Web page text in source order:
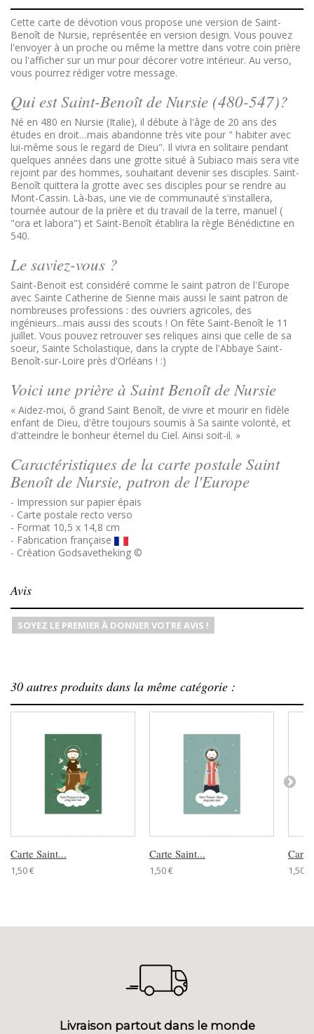
Cette carte de dévotion vous propose une version de Saint-
Benoît de Nursie, représentée en version design. Vous pouvez
l'envoyer à un proche ou même la mettre dans votre coin prière
ou l'afficher sur un mur pour décorer votre intérieur. Au verso,
vous pourrez rédiger votre message.
Qui est Saint-Benoît de Nursie (480-547)?
Né en 480 en Nursie (Italie), il débute à l'âge de 20 ans des
études en droit…mais abandonne très vite pour " habiter avec
lui-même sous le regard de Dieu". Il vivra en solitaire pendant
quelques années dans une grotte situé à Subiaco mais sera vite
rejoint par des hommes, souhaitant devenir ses disciples. Saint-
Benoît quittera la grotte avec ses disciples pour se rendre au
Mont-Cassin. Là-bas, une vie de communauté s'installera,
tournée autour de la prière et du travail de la terre, manuel (
"ora et labora") et Saint-Benoît établira la règle Bénédictine en
540.
Le saviez-vous ?
Saint-Benoit est considéré comme le saint patron de l'Europe
avec Sainte Catherine de Sienne mais aussi le saint patron de
nombreuses professions : des ouvriers agricoles, des
ingénieurs...mais aussi des scouts ! On fête Saint-Benoît le 11
juillet. Vous pouvez retrouver ses reliques ainsi que celle de sa
soeur, Sainte Scholastique, dans la crypte de l'Abbaye Saint-
Benoît-sur-Loire près d'Orléans ! :)
Voici une prière à Saint Benoît de Nursie
« Aidez-moi, ô grand Saint Benoît, de vivre et mourir en fidèle
enfant de Dieu, d'être toujours soumis à Sa sainte volonté, et
d'atteindre le bonheur éternel du Ciel. Ainsi soit-il. »
Caractéristiques de la carte postale Saint
Benoît de Nursie, patron de l'Europe
- Impression sur papier épais
- Carte postale recto verso
- Format 10,5 x 14,8 cm
- Fabrication française
- Création Godsavetheking ©
Avis
SOYEZ LE PREMIER À DONNER VOTRE AVIS !
30 autres produits dans la même catégorie :
Carte Saint...
1,50 €
Carte Saint...
1,50 € 1,50 €
Livraison partout dans le monde